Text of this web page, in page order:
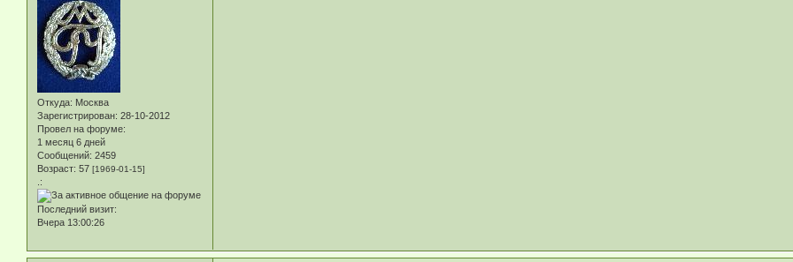
Откуда: Москва
Зарегистрирован: 28-10-2012
Провел на форуме:
1 месяц 6 дней
Сообщений: 2459
Возраст: 57 [1969-01-15]
.:
Последний визит:
Вчера 13:00:26